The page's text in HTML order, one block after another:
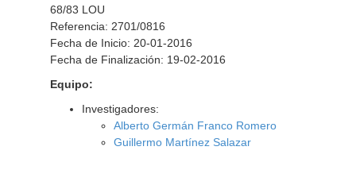
68/83 LOU
Referencia: 2701/0816
Fecha de Inicio: 20-01-2016
Fecha de Finalización: 19-02-2016
Equipo:
Investigadores:
Alberto Germán Franco Romero
Guillermo Martínez Salazar